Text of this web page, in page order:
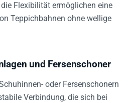
Flexibilität ermöglichen eine
Teppichbahnen ohne wellige
und Fersenschoner
oder Fersenschonern
Verbindung, die sich bei